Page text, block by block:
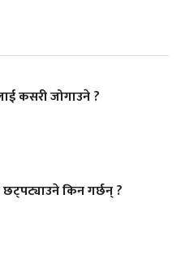
कसरी जोगाउने ?
छट्पट्याउने किन गर्छन् ?